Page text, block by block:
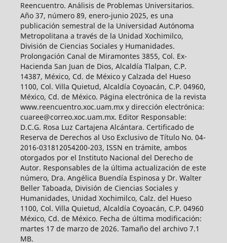
Reencuentro. Análisis de Problemas Universitarios.
Año 37, número 89, enero-junio 2025, es una
publicación semestral de la Universidad Autónoma
Metropolitana a través de la Unidad Xochimilco,
División de Ciencias Sociales y Humanidades.
Prolongación Canal de Miramontes 3855, Col. Ex-
Hacienda San Juan de Dios, Alcaldía Tlalpan, C.P.
14387, México, Cd. de México y Calzada del Hueso
1100, Col. Villa Quietud, Alcaldía Coyoacán, C.P. 04960,
México, Cd. de México. Página electrónica de la revista
www.reencuentro.xoc.uam.mx y dirección electrónica:
cuaree@correo.xoc.uam.mx. Editor Responsable:
D.C.G. Rosa Luz Cartajena Alcántara. Certificado de
Reserva de Derechos al Uso Exclusivo de Título No. 04-
2016-031812054200-203, ISSN en trámite, ambos
otorgados por el Instituto Nacional del Derecho de
Autor. Responsables de la última actualización de este
número, Dra. Angélica Buendía Espinosa y Dr. Walter
Beller Taboada, División de Ciencias Sociales y
Humanidades, Unidad Xochimilco, Calz. del Hueso
1100, Col. Villa Quietud, Alcaldía Coyoacán, C.P. 04960
México, Cd. de México. Fecha de última modificación:
martes 17 de marzo de 2026. Tamaño del archivo 7.1
MB.